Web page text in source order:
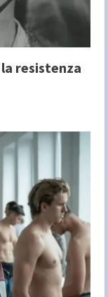
resistenza